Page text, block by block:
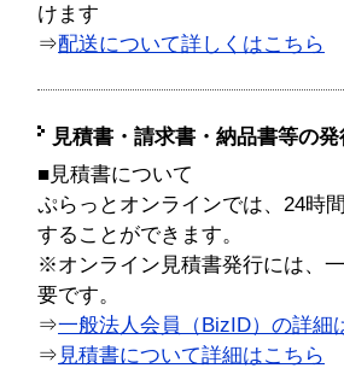
けます
⇒配送について詳しくはこちら
見積書・請求書・納品書等の
■見積書について
ぷらっとオンラインでは、24時
することができます。
※オンライン見積書発行には、
要です。
⇒一般法人会員（BizID）の詳細
⇒ 見積書について詳細はこちら